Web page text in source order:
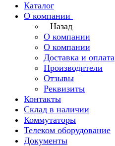
Каталог
О компании
Назад
О компании
О компании
Доставка и оплата
Производители
Отзывы
Реквизиты
Контакты
Склад в наличии
Коммутаторы
Телеком оборудование
Документы